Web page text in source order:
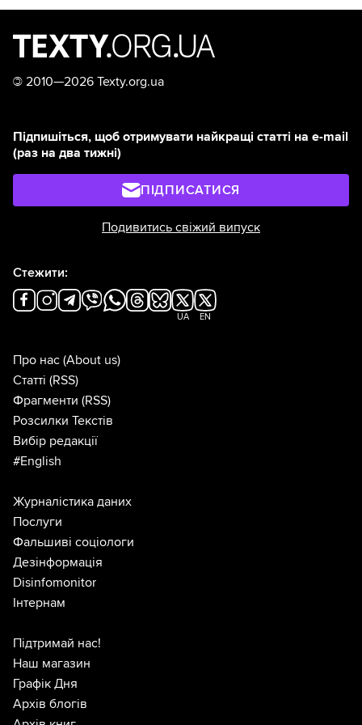
© 2010—2026 Texty.org.ua
Підпишіться, щоб отримувати найкращі статті на e-mail
(раз на два тижні)
ПІДПИСАТИСЯ
Подивитись свіжий випуск
Стежити:
UA EN
Про нас (About us)
Статті (RSS)
Фрагменти (RSS)
Розсилки Текстів
Вибір редакції
#English
Журналістика даних
Послуги
Фальшиві соціологи
Дезінформація
Disinfomonitor
Інтернам
Підтримай нас!
Наш магазин
Графік Дня
Архів блогів